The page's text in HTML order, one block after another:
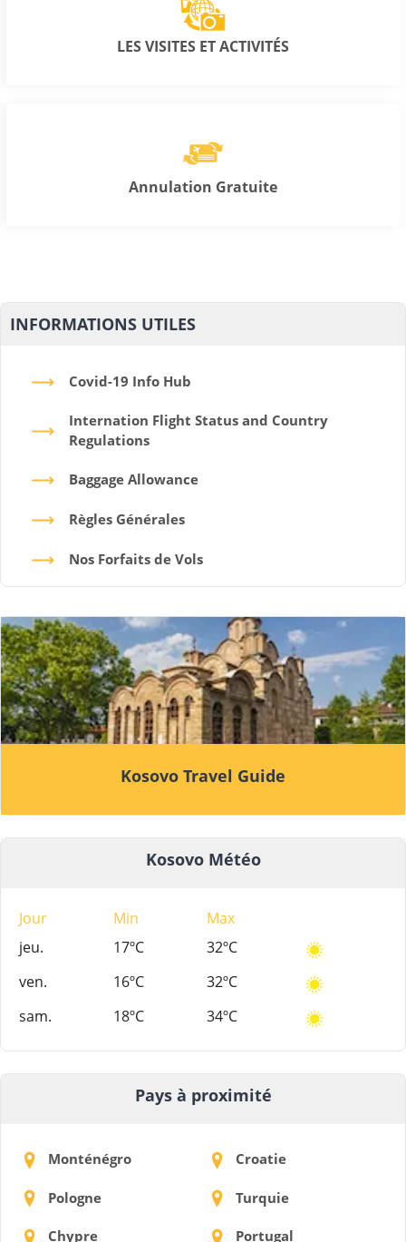
LES VISITES ET ACTIVITÉS
Annulation Gratuite
INFORMATIONS UTILES
Covid-19 Info Hub
Internation Flight Status and Country
Regulations
Baggage Allowance
Règles Générales
Nos Forfaits de Vols
Kosovo Travel Guide
Kosovo Météo
Jour Min
Max
jeu.
17ºC
32ºC
ven.
16ºC
32ºC
sam.
18ºC 34ºC
Pays à proximité
Monténégro Croatie
Pologne Turquie
Chypre Portugal